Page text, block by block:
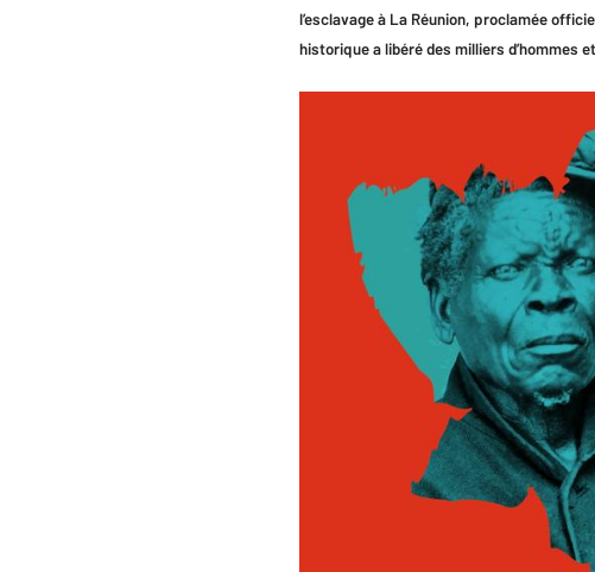
l’esclavage à La Réunion, proclamée
historique a libéré des milliers d’hommes